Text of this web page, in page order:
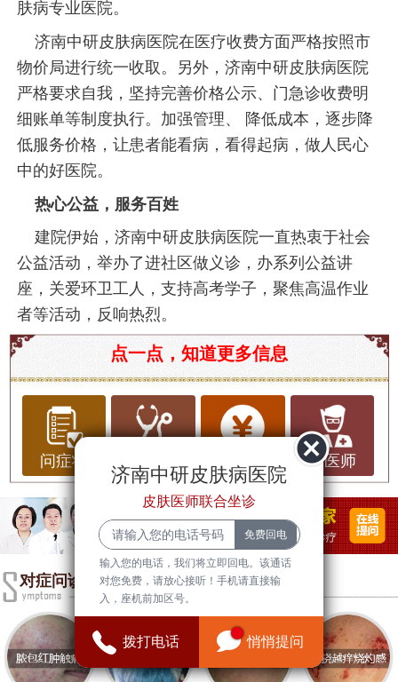
肤病专业医院。
济南中研皮肤病医院在医疗收费方面严格按照市
物价局进行统一收取。另外，济南中研皮肤病医院
严格要求自我，坚持完善价格公示、门急诊收费明
细账单等制度执行。加强管理、 降低成本，逐步降
低服务价格，让患者能看病，看得起病，做人民心
中的好医院。
热心公益，服务百姓
建院伊始，济南中研皮肤病医院一直热衷于社会
公益活动，举办了进社区做义诊，办系列公益讲
座，关爱环卫工人，支持高考学子，聚焦高温作业
者等活动，反响热烈。
在现代社会，皮肤病的发病率逐渐上升，许多人都
在寻找有效的治疗方案和优质的医疗机构。济南市
作为山东省的省会，拥有多家专业的皮肤病医院，
济南中研皮肤病医院以其优质的服务和专业的
医疗团队而受到患者的广泛认可。
环境变化对皮肤健康的影响
环境变化对皮肤健康有着显著的影响。空气污染、
气候变化、紫外线辐射等因素都可能导致皮肤问题
的加重。例如，空气中的有害物质会刺激皮肤，导
致过敏、湿疹等皮肤病的发生。此外，季节变化也
会影响皮肤的水分和油脂分泌，干燥的冬季容易导
致皮肤干燥、瘙痒等问题。因此，关注环境变化，
采取相应的护肤措施，对于维护皮肤健康至关重
点一点，知道更多信息
问症状 问医师
对症问诊
济南中研皮肤病医院
皮肤医师联合坐诊
输入您的电话，我们将立即回电。该通话
对您免费，请放心接听！手机请直接输
入，座机前加区号。
拨打电话 悄悄提问